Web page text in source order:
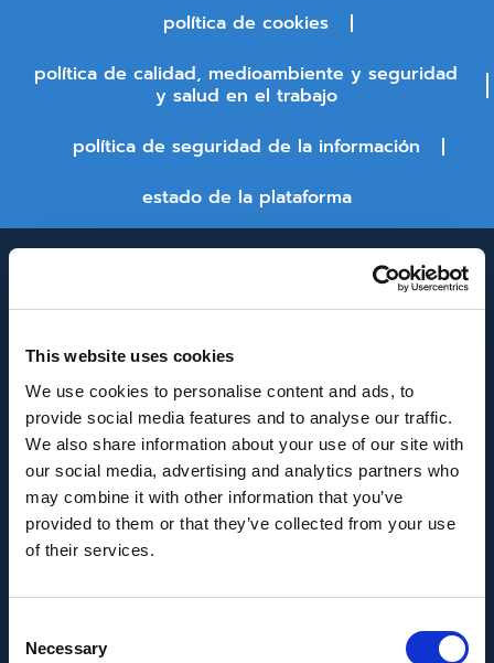
This website uses cookies
We use cookies to personalise content and ads, to
provide social media features and to analyse our traffic.
We also share information about your use of our site with
our social media, advertising and analytics partners who
may combine it with other information that you’ve
provided to them or that they’ve collected from your use
of their services.
Selection
Necessary
política de cookies
política de calidad, medioambiente y seguridad
y salud en el trabajo
política de seguridad de la información
estado de la plataforma
INNOVACIÓN Y DESARROLLO DE ANDALUCÍA
IDEA
Se ha recibido un incentivo de la Agencia de
Innovación y Desarrollo de Andalucía IDEA, de la
43.802,59€, cofinanciado en un 80% por la Unión